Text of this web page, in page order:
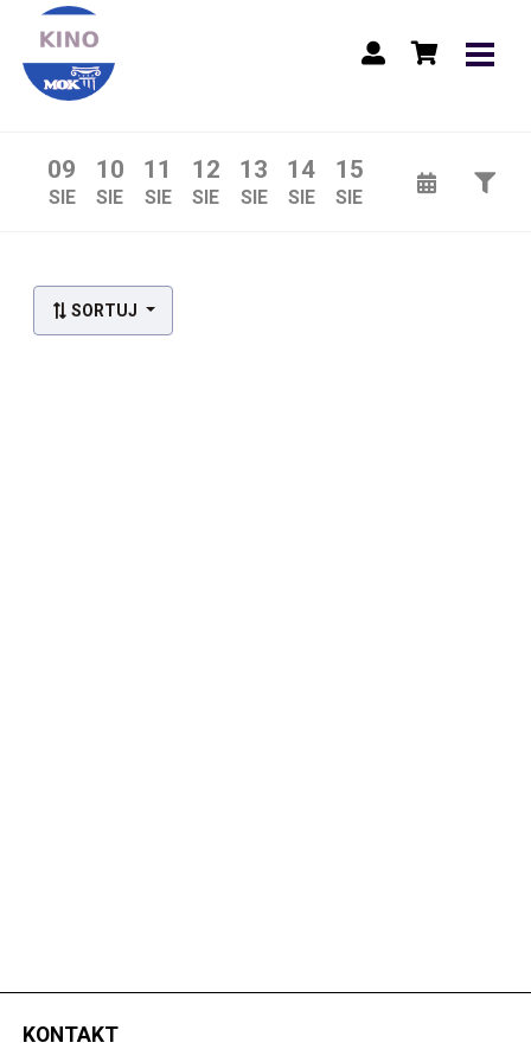
09
SIE
10
SIE
11
SIE
12
SIE
13
SIE
14
SIE
15
SIE
Lista wydarzeń:
SORTUJ
KONTAKT